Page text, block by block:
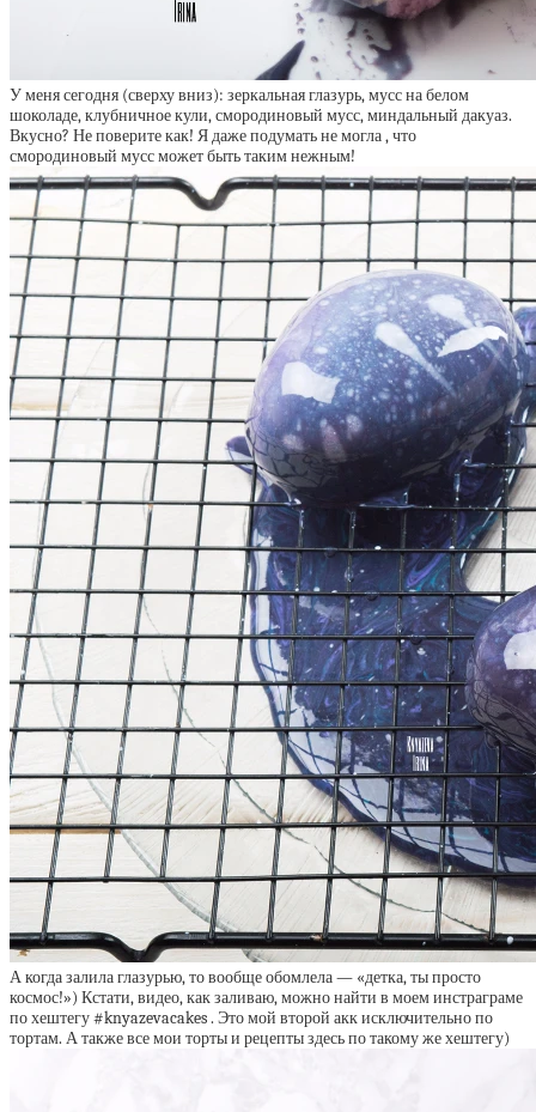
У меня сегодня (сверху вниз): зеркальная глазурь, мусс на белом
шоколаде, клубничное кули, смородиновый мусс, миндальный дакуаз.
Вкусно? Не поверите как! Я даже подумать не могла , что
смородиновый мусс может быть таким нежным!
А когда залила глазурью, то вообще обомлела — «детка, ты просто
космос!») Кстати, видео, как заливаю, можно найти в моем инстраграме
по хештегу #knyazevacakes . Это мой второй акк исключительно по
тортам. А также все мои торты и рецепты здесь по такому же хештегу)